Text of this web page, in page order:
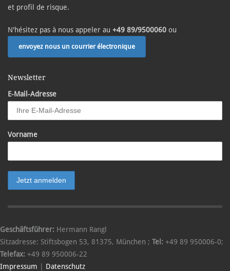
et profil de risque.
N'hésitez pas à nous appeler au +49 89/9500060 ou
envoyez nous un courrier électronique
Newsletter
E-Mail-Adresse
Vorname
Geschäftsführer: Hermann Rangl
Sitzadresse: Stiftsbogen 53, 81375, München ; Tel: +49 89 950006-0;
Telefax: +49 89 950006-22
Impressum
Datenschutz